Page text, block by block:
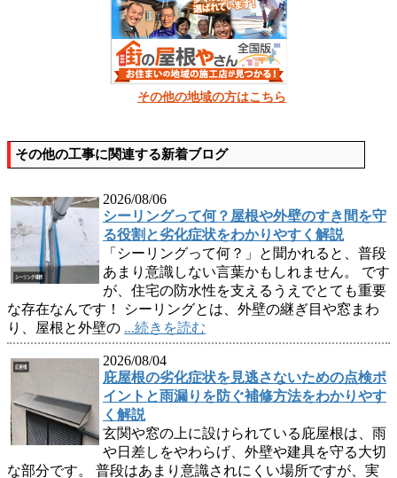
その他の地域の方はこちら
その他の工事に関連する新着ブログ
2026/08/06
シーリングって何？屋根や外壁のすき間を守
る役割と劣化症状をわかりやすく解説
「シーリングって何？」と聞かれると、普段
あまり意識しない言葉かもしれません。 です
が、住宅の防水性を支えるうえでとても重要
な存在なんです！ シーリングとは、外壁の継ぎ目や窓まわ
り、屋根と外壁の ...続きを読む
2026/08/04
庇屋根の劣化症状を見逃さないための点検ポ
イントと雨漏りを防ぐ補修方法をわかりやす
く解説
玄関や窓の上に設けられている庇屋根は、雨
や日差しをやわらげ、外壁や建具を守る大切
な部分です。 普段はあまり意識されにくい場所ですが、実